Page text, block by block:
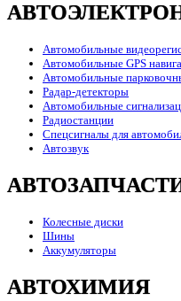
Автомобильные
Автомобильные GPS
Автомобильные
Радар-детекторы
Автомобильные
Радиостанции
Спецсигналы для
Автозвук
Колесные диски
Шины
Аккумуляторы
АВТОХИМИЯ